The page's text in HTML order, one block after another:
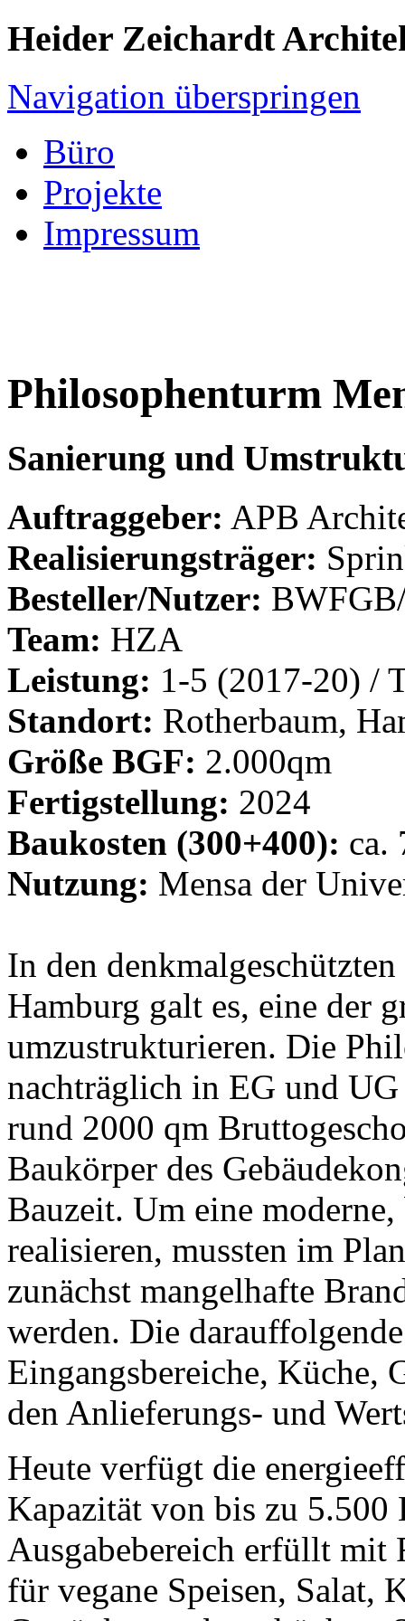
Heider Zeichardt
Navigation überspringen
Büro
Projekte
Impressum
Philosophenturm
Sanierung und
Auftraggeber: APB
Realisierungsträger:
Besteller/Nutzer:
Team: HZA
Leistung: 1-5 (2017-20) /
Standort: Rotherbaum,
Größe BGF: 2.000qm
Fertigstellung: 2024
Baukosten (300+400): ca.
Nutzung: Mensa der
In den
Hamburg galt es, eine der
umzustrukturieren. Die
nachträglich in EG und
rund 2000 qm
Baukörper des
Bauzeit. Um eine
realisieren, mussten im
zunächst mangelhafte
werden. Die
Eingangsbereiche, Küche,
den Anlieferungs- und
Heute verfügt die
Kapazität von bis zu 5.500
Ausgabebereich erfüllt mit
für vegane Speisen, Salat,